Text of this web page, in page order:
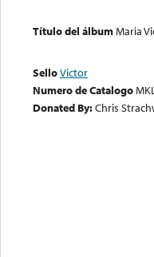
Título del álbumMaria
SelloVictor
Numero de Catalogo
Donated By:Chris